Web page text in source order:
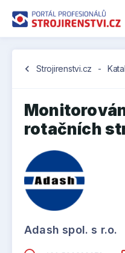
chevron_left Strojirenstvi.cz -
rotačních
Adash spol. s r.o.